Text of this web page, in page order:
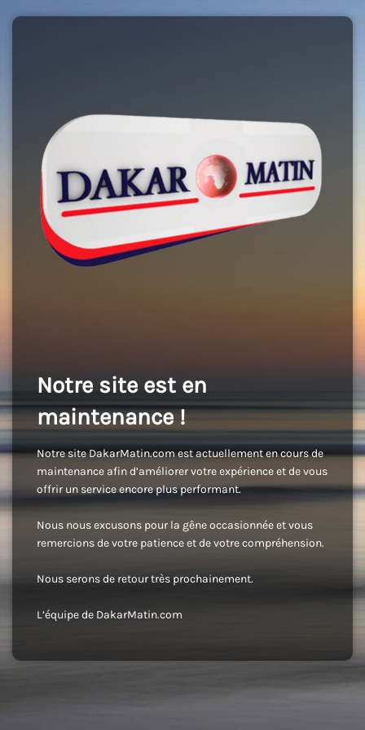
Notre site est en
maintenance !
Notre site DakarMatin.com est actuellement en cours de
maintenance afin d’améliorer votre expérience et de vous
offrir un service encore plus performant.
Nous nous excusons pour la gêne occasionnée et vous
remercions de votre patience et de votre compréhension.
Nous serons de retour très prochainement.
L’équipe de DakarMatin.com